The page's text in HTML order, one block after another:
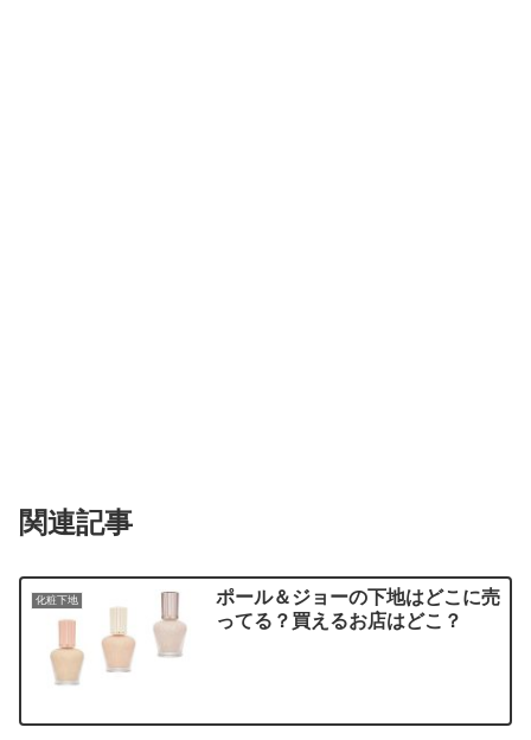
関連記事
化粧下地
ポール＆ジョーの下地はどこに売
ってる？買えるお店はどこ？